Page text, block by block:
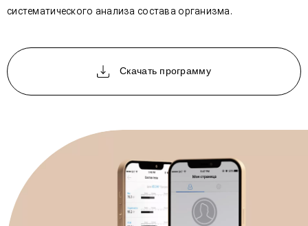
систематического анализа состава организма.
Скачать программу